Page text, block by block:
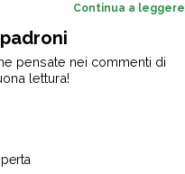
Continua a leggere
pensate nei commenti di
lettura!